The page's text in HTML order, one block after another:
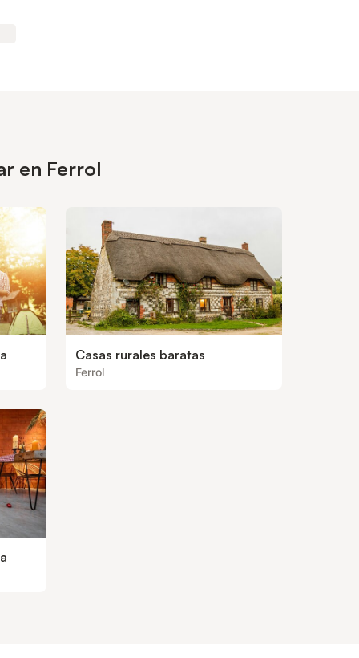
en Ferrol
Casas rurales baratas
Ferrol